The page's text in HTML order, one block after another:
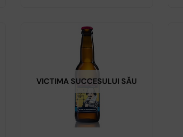
VICTIMA SUCCESULUI SĂU